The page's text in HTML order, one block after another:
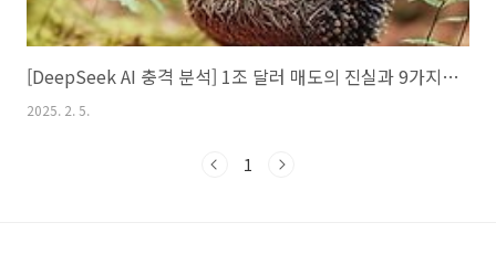
[DeepSeek AI 충격 분석] 1조 달러 매도의 진실과 9가지 핵심 인사이트
2025. 2. 5.
1